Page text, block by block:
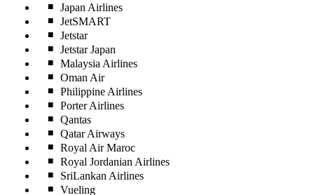
Japan Airlines
JetSMART
Jetstar
Jetstar Japan
Malaysia Airlines
Oman Air
Philippine Airlines
Porter Airlines
Qantas
Qatar Airways
Royal Air Maroc
Royal Jordanian Airlines
SriLankan Airlines
Vueling